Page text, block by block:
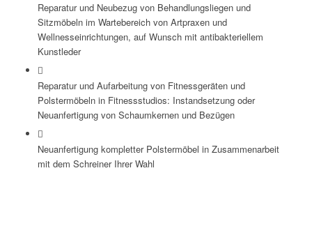
Reparatur und Neubezug von Behandlungsliegen und
Sitzmöbeln im Wartebereich von Artpraxen und
Wellnesseinrichtungen, auf Wunsch mit antibakteriellem
Kunstleder
Reparatur und Aufarbeitung von Fitnessgeräten und
Polstermöbeln in Fitnessstudios: Instandsetzung oder
Neuanfertigung von Schaumkernen und Bezügen
Neuanfertigung kompletter Polstermöbel in Zusammenarbeit
mit dem Schreiner Ihrer Wahl